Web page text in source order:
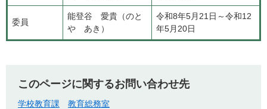
委員
能登谷 愛貴（のと
や あき）
令和8年5月21日～令和12
年5月20日
このページに関するお問い合わせ先
学校教育課
教育総務室